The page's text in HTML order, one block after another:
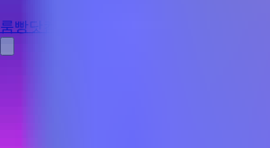
룸빵닷컴